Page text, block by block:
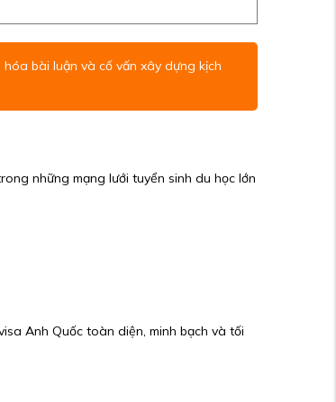
bài luận và cố vấn xây dựng kịch
những mạng lưới tuyển sinh du học lớn
Anh Quốc toàn diện, minh bạch và tối